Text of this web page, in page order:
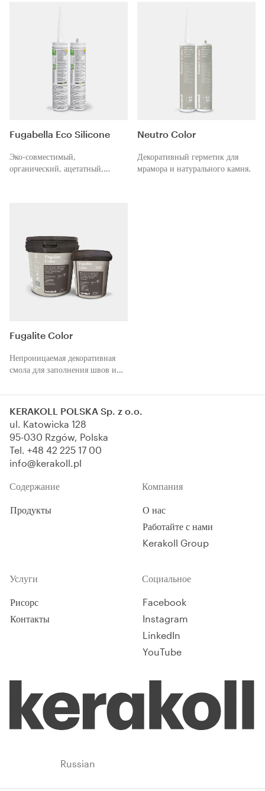
Fugabella Eco Silicone
Эко-совместимый,
органический, ацетатный,
Neutro Color
Декоративный герметик для
мрамора и натурального камня.
Fugalite Color
Непроницаемая декоративная
смола для заполнения швов и
плитки, мозаики и натурального
стойкая к пятнам.
KERAKOLL POLSKA Sp. z o.o.
ul. Katowicka 128
95-030 Rzgów, Polska
Tel. +48 42 225 17 00
info@kerakoll.pl
Содержание
Продукты
Компания
О нас
Работайте с нами
Kerakoll Group
Услуги
Рисорс
Контакты
Социальное
Facebook
Instagram
LinkedIn
YouTube
Russian